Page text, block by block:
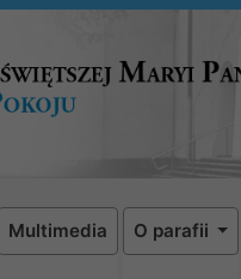
Multimedia O parafii